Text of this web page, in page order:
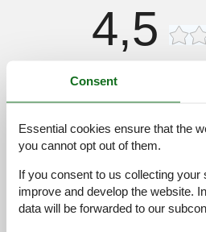
4,5
Location:
Overall:
Room:
Services on site:
Value for money:
Consent
Essential cookies ensure that the
you cannot opt out of them.
If you consent to us collecting your
improve and develop the website.
data will be forwarded to our